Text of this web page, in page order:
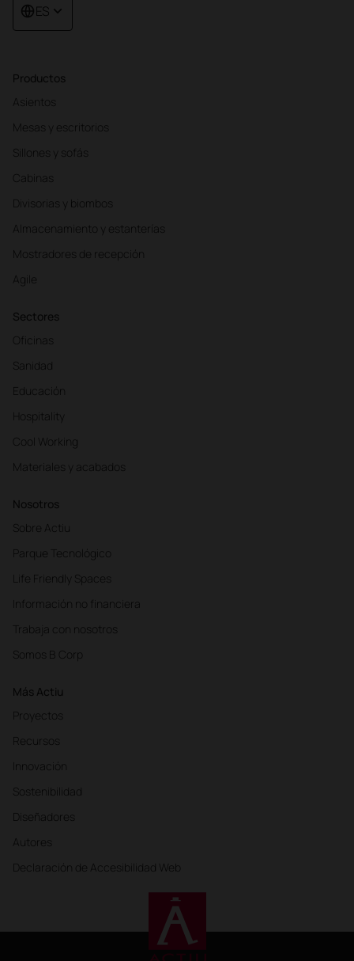
Productos
Asientos
Mesas y escritorios
Sillones y sofás
Cabinas
Divisorias y biombos
Almacenamiento y estanterías
Mostradores de recepción
Agile
Sectores
Oficinas
Sanidad
Educación
Hospitality
Cool Working
Materiales y acabados
Nosotros
Sobre Actiu
Parque Tecnológico
Life Friendly Spaces
Información no financiera
Trabaja con nosotros
Somos B Corp
Más Actiu
Proyectos
Recursos
Innovación
Sostenibilidad
Diseñadores
Autores
Declaración de Accesibilidad Web
ES